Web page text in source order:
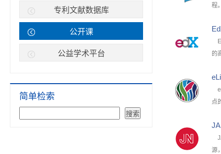
专利文献数据库
公开课
公益学术平台
简单检索
程
的
点
源